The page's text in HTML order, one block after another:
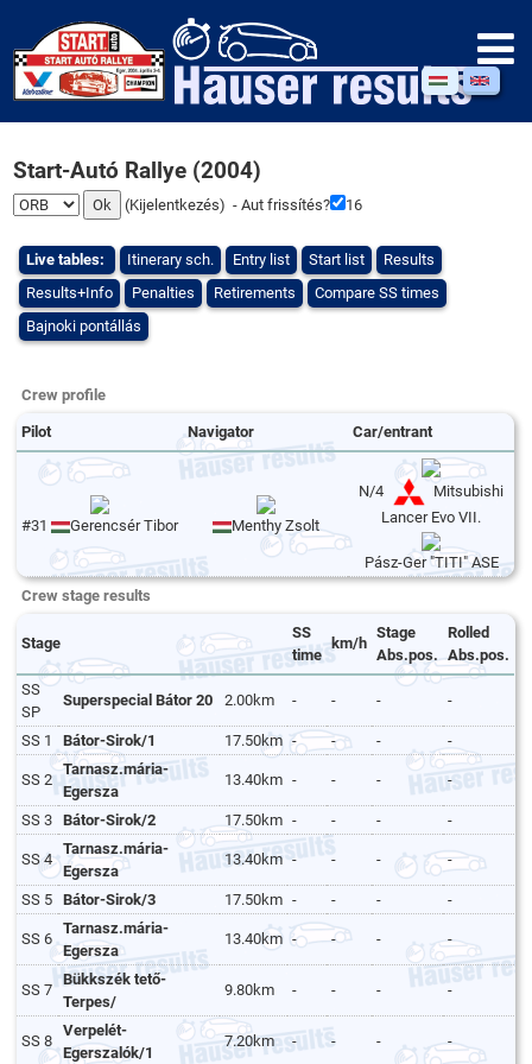
Start-Autó Rallye (2004)
(Kijelentkezés) - Aut frissítés? 16
Live tables: Itinerary sch. Entry list Start list
Results
Results+Info
Penalties Retirements
Compare SS times
Bajnoki pontállás
Crew profile
Pilot Navigator Car/entrant
#31 Gerencsér Tibor Menthy Zsolt
N/4
Mitsubishi
Lancer Evo VII.
Pász-Ger "TITI" ASE
Crew stage results
Stage
SS
time
km/h
Stage
Abs.pos.
Rolled
Abs.pos.
SS
SP
Superspecial Bátor 20 2.00km - - - -
SS 1 Bátor-Sirok/1 17.50km - - - -
SS 2
Tarnasz.mária-
Egersza
13.40km - - - -
SS 3 Bátor-Sirok/2 17.50km - - - -
SS 4
Tarnasz.mária-
Egersza
13.40km - - - -
SS 5 Bátor-Sirok/3 17.50km - - - -
SS 6
Tarnasz.mária-
Egersza
13.40km - - - -
SS 7
Bükkszék tető-
Terpes/
9.80km - - - -
SS 8
Verpelét-
Egerszalók/1
7.20km - - - -